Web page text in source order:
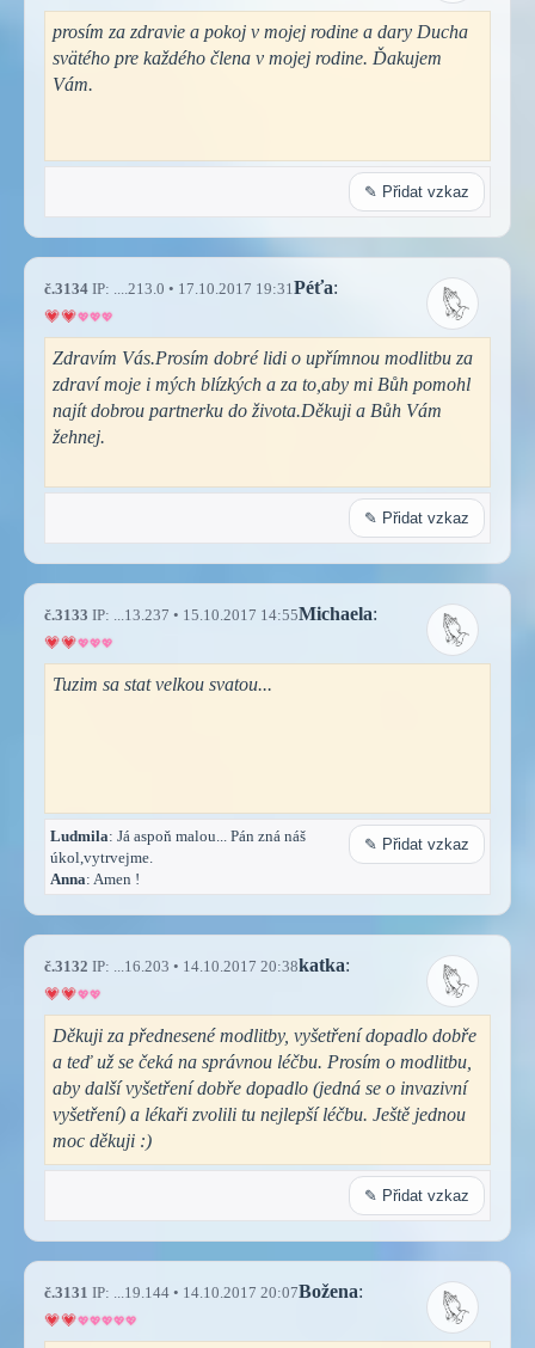
prosím za zdravie a pokoj v mojej rodine a dary Ducha
svätého pre každého člena v mojej rodine. Ďakujem
Vám.
✎ Přidat vzkaz
č.3134 IP: ....213.0 • 17.10.2017 19:31 Péťa:
Zdravím Vás.Prosím dobré lidi o upřímnou modlitbu za
zdraví moje i mých blízkých a za to,aby mi Bůh pomohl
najít dobrou partnerku do života.Děkuji a Bůh Vám
žehnej.
✎ Přidat vzkaz
č.3133 IP: ...13.237 • 15.10.2017 14:55Michaela:
Tuzim sa stat velkou svatou...
Ludmila: Já aspoň malou... Pán zná náš
úkol,vytrvejme.
Anna: Amen !
✎ Přidat vzkaz
č.3132 IP: ...16.203 • 14.10.2017 20:38katka:
Děkuji za přednesené modlitby, vyšetření dopadlo dobře
a teď už se čeká na správnou léčbu. Prosím o modlitbu,
aby další vyšetření dobře dopadlo (jedná se o invazivní
vyšetření) a lékaři zvolili tu nejlepší léčbu. Ještě jednou
moc děkuji :)
✎ Přidat vzkaz
č.3131 IP: ...19.144 • 14.10.2017 20:07Božena: